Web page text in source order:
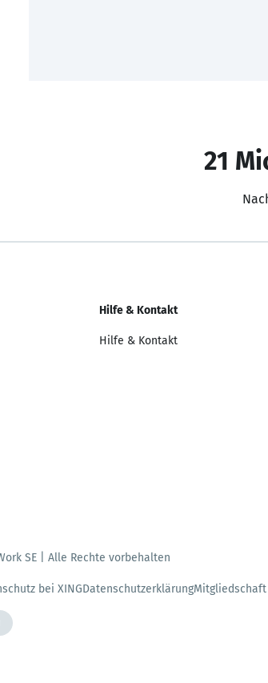
21
Hilfe & Kontakt
Hilfe & Kontakt
SE | Alle Rechte vorbehalten
bei XINGDatenschutzerklärung